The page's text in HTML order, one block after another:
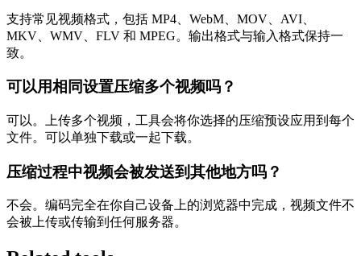
支持常见视频格式，包括 MP4、WebM、MOV、AVI、
MKV、WMV、FLV 和 MPEG。输出格式与输入格式保持一
致。
可以用相同设置压缩多个视频吗？
可以。上传多个视频，工具会将你选择的压缩预设应用到每个
文件。可以单独下载或一起下载。
压缩过程中视频会被发送到其他地方吗？
不会。编码完全在你自己设备上的浏览器中完成，视频文件不
会被上传或传输到任何服务器。